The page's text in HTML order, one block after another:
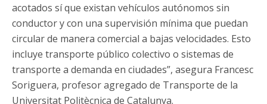
acotados sí que existan vehículos autónomos sin
conductor y con una supervisión mínima que puedan
circular de manera comercial a bajas velocidades. Esto
incluye transporte público colectivo o sistemas de
transporte a demanda en ciudades”, asegura Francesc
Soriguera, profesor agregado de Transporte de la
Universitat Politècnica de Catalunya.